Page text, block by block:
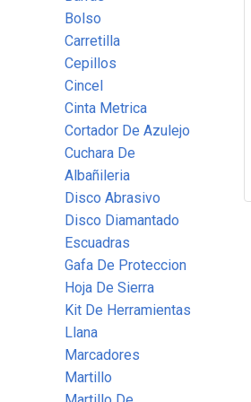
Bolso
Carretilla
Cepillos
Cincel
Cinta Metrica
Cortador De Azulejo
Cuchara De
Albañileria
Disco Abrasivo
Disco Diamantado
Escuadras
Gafa De Proteccion
Hoja De Sierra
Kit De Herramientas
Llana
Marcadores
Martillo